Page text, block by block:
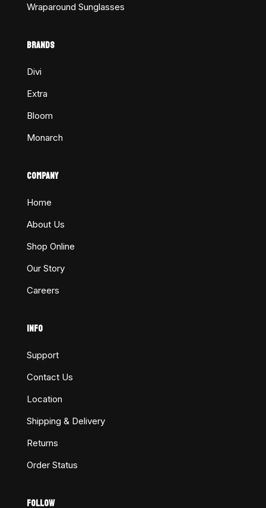
Wraparound Sunglasses
BRANDS
Divi
Extra
Bloom
Monarch
COMPANY
Home
About Us
Shop Online
Our Story
Careers
INFO
Support
Contact Us
Location
Shipping & Delivery
Returns
Order Status
FOLLOW